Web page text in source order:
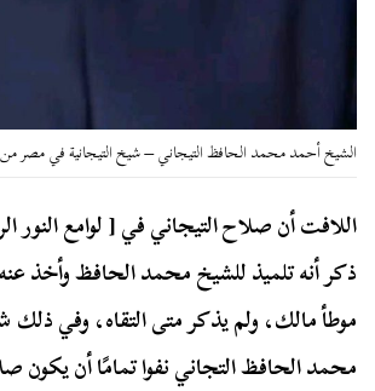
الشيخ أحمد محمد الحافظ التيجاني – شيخ التيجانية في مصر من 1978م إلى 2017م
ذكر أنه تلميذ للشيخ محمد الحافظ وأخذ
موطأ مالك، ولم يذكر متى التقاه، وفي
محمد الحافظ التجاني نفوا تمامًا أن يكون